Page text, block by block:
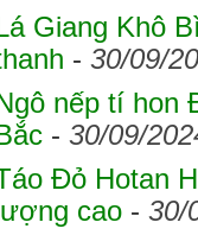
Giang Khô
- 30/09/
nếp tí hon
- 30/09/
Đỏ Hotan
cao - 30/